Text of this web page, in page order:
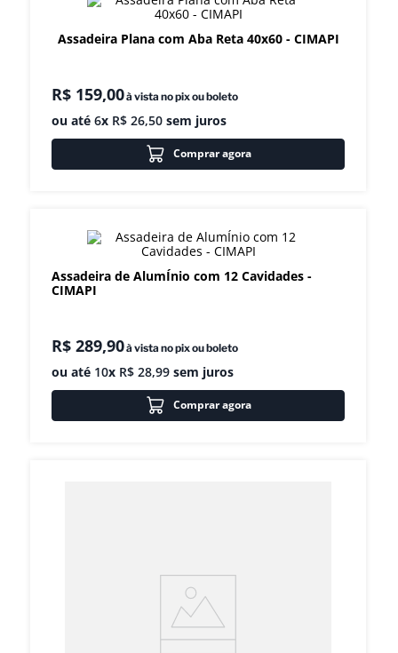
Assadeira Plana com Aba Reta 40x60 - CIMAPI
R$ 159,00à vista no pix ou boleto
ou até 6x R$ 26,50 sem juros
Comprar agora
Assadeira de AlumÍnio com 12 Cavidades -
CIMAPI
R$ 289,90à vista no pix ou boleto
ou até 10x R$ 28,99 sem juros
Comprar agora
º fritadeira